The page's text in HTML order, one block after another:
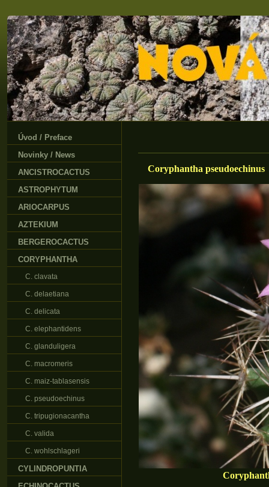
Coryphantha pseudoechinus
Úvod / Preface
Novinky / News
ANCISTROCACTUS
ASTROPHYTUM
ARIOCARPUS
AZTEKIUM
BERGEROCACTUS
CORYPHANTHA
C. clavata
C. delaetiana
C. delicata
C. elephantidens
C. glanduligera
C. macromeris
C. maiz-tablasensis
C. pseudoechinus
C. tripugionacantha
C. valida
C. wohlschlageri
CYLINDROPUNTIA